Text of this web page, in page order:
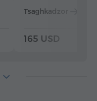
Tsaghkadzor
165 USD